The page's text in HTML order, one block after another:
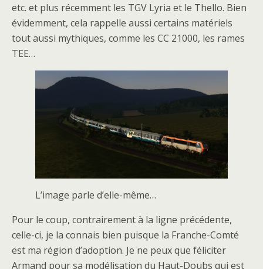
etc. et plus récemment les TGV Lyria et le Thello. Bien
évidemment, cela rappelle aussi certains matériels
tout aussi mythiques, comme les CC 21000, les rames
TEE…
L’image parle d’elle-même…
Pour le coup, contrairement à la ligne précédente,
celle-ci, je la connais bien puisque la Franche-Comté
est ma région d’adoption. Je ne peux que féliciter
Armand pour sa modélisation du Haut-Doubs qui est